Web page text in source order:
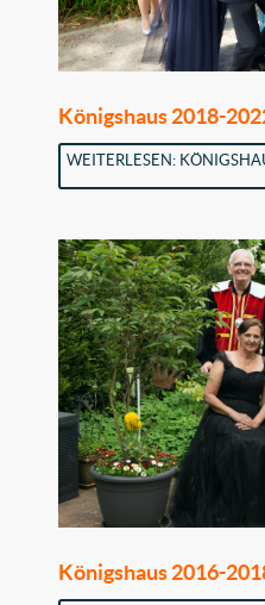
Königshaus 2018-
WEITERLESEN:
Königshaus 2016-